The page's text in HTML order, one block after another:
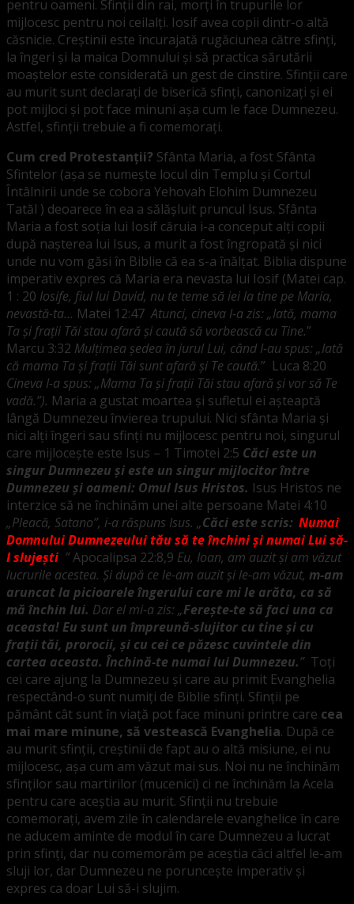
pentru oameni. Sfinții din rai, morți în trupurile lor
mijlocesc pentru noi ceilalți. Iosif avea copii dintr-o altă
căsnicie. Creștinii este încurajată rugăciunea către sfinți,
la îngeri și la maica Domnului și să practica sărutării
moaștelor este considerată un gest de cinstire. Sfinții care
au murit sunt declarați de biserică sfinți, canonizați și ei
pot mijloci și pot face minuni așa cum le face Dumnezeu.
Astfel, sfinții trebuie a fi comemorați.
Cum cred Protestanții? Sfânta Maria, a fost Sfânta
Sfintelor (așa se numește locul din Templu și Cortul
Întâlnirii unde se cobora Yehovah Elohim Dumnezeu
Tatăl ) deoarece în ea a sălășluit pruncul Isus. Sfânta
Maria a fost soția lui Iosif căruia i-a conceput alți copii
după nașterea lui Isus, a murit a fost îngropată și nici
unde nu vom găsi în Biblie că ea s-a înălțat. Biblia dispune
imperativ expres că Maria era nevasta lui Iosif (Matei cap.
1 : 20 Iosife, fiul lui David, nu te teme să iei la tine pe Maria,
nevastă-ta… Matei 12:47Atunci, cineva I-a zis: „Iată, mama
Ta şi fraţii Tăi stau afară şi caută să vorbească cu Tine.”
Marcu 3:32 Mulţimea şedea în jurul Lui, când I-au spus: „Iată
că mama Ta şi fraţii Tăi sunt afară şi Te caută.” Luca 8:20
Cineva I-a spus: „Mama Ta şi fraţii Tăi stau afară şi vor să Te
vadă.”). Maria a gustat moartea și sufletul ei așteaptă
lângă Dumnezeu învierea trupului. Nici sfânta Maria și
nici alți îngeri sau sfinți nu mijlocesc pentru noi, singurul
care mijlocește este Isus – 1 Timotei 2:5 Căci este un
singur Dumnezeu şi este un singur mijlocitor între
Dumnezeu şi oameni: Omul Isus Hristos. Isus Hristos ne
interzice să ne închinăm unei alte persoane Matei 4:10
„Pleacă, Satano”, i-a răspuns Isus. „Căci este scris: Numai
Domnului Dumnezeului tăusă te închini şi numai Lui să-
I slujeşti ”Apocalipsa 22:8,9 Eu, Ioan, am auzit şi am văzut
lucrurile acestea. Şi după ce le-am auzit şi le-am văzut, m-am
aruncat la picioarele îngerului care mi le arăta, ca să
mă închin lui. Dar el mi-a zis: „Fereşte-te să faci una ca
aceasta! Eu sunt un împreună-slujitor cu tine şi cu
fraţii tăi, prorocii, şi cu cei ce păzesc cuvintele din
cartea aceasta. Închină-te numai lui Dumnezeu.” Toți
cei care ajung la Dumnezeu și care au primit Evanghelia
respectând-o sunt numiți de Biblie sfinți. Sfinții pe
pământ cât sunt în viață pot face minuni printre care cea
mai mare minune, să vestească Evanghelia. După ce
au murit sfinții, creștinii de fapt au o altă misiune, ei nu
mijlocesc, așa cum am văzut mai sus. Noi nu ne închinăm
sfinților sau martirilor (mucenici) ci ne închinăm la Acela
pentru care aceștia au murit. Sfinții nu trebuie
comemorați, avem zile în calendarele evanghelice în care
ne aducem aminte de modul în care Dumnezeu a lucrat
prin sfinți, dar nu comemorăm pe aceștia căci altfel le-am
sluji lor, dar Dumnezeu ne poruncește imperativ și
expres ca doar Lui să-i slujim.